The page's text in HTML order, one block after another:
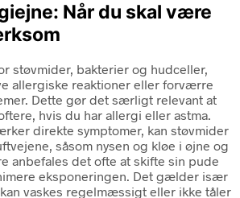
Når du skal være
støvmider, bakterier og hudceller,
allergiske reaktioner eller forværre
Dette gør det særligt relevant at
hvis du har allergi eller astma.
direkte symptomer, kan støvmider
såsom nysen og kløe i øjne og
anbefales det ofte at skifte sin pude
eksponeringen. Det gælder især
vaskes regelmæssigt eller ikke tåler